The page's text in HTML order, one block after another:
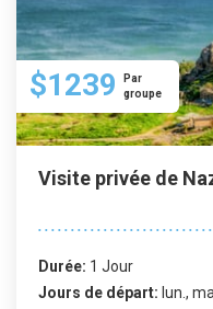
$1239
Par
groupe
Visite privée de
Durée: 1 Jour
Jours de départ: lun.,